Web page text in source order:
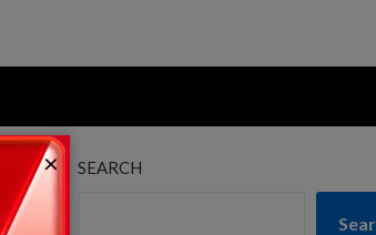
SEARCH
×